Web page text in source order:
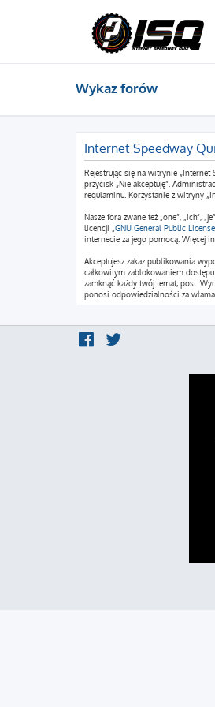
Wykaz forów
Internet Speedway
Rejestrując się na witrynie „Internet
przycisk „Nie akceptuję”.
regulaminu. Korzystanie z witryny
Nasze fora zwane też „one”, „ich”,
licencji „GNU General Public
internecie za jego pomocą. Więcej
Akceptujesz zakaz publikowania
całkowitym zablokowaniem
zamknąć każdy twój temat, post.
ponosi odpowiedzialności za